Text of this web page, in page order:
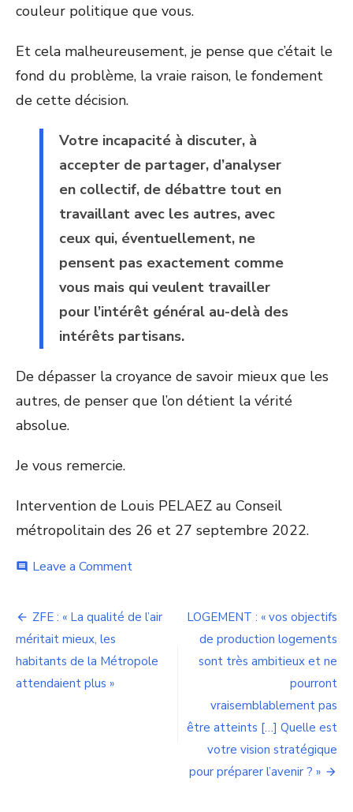
couleur politique que vous.
Et cela malheureusement, je pense que c’était le
fond du problème, la vraie raison, le fondement
de cette décision.
Votre incapacité à discuter, à
accepter de partager, d’analyser
en collectif, de débattre tout en
travaillant avec les autres, avec
ceux qui, éventuellement, ne
pensent pas exactement comme
vous mais qui veulent travailler
pour l’intérêt général au-delà des
intérêts partisans.
De dépasser la croyance de savoir mieux que les
autres, de penser que l’on détient la vérité
absolue.
Je vous remercie.
Intervention de Louis PELAEZ au Conseil
métropolitain des 26 et 27 septembre 2022.
comment Leave a Commenton
:
!
Navigation
de
l’article
ZFE : « La qualité de l’air
méritait mieux, les
habitants de la Métropole
attendaient plus »
LOGEMENT : « vos objectifs
de production logements
sont très ambitieux et ne
pourront
vraisemblablement pas
être atteints […] Quelle est
votre vision stratégique
pour préparer l’avenir ? »